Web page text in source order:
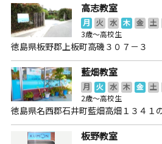
高志教室
月 火 水 木 金 土
3歳～高校生
徳島県板野郡上板町高磯３０７－３
藍畑教室
月 火 水 木 金 土
2歳～高校生
徳島県名西郡石井町藍畑高畑１３４１
板野教室